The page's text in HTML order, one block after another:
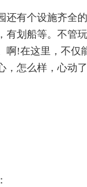
还有个设施齐全
有划船等。不管
啊!在这里，不仅
，怎么样，心动